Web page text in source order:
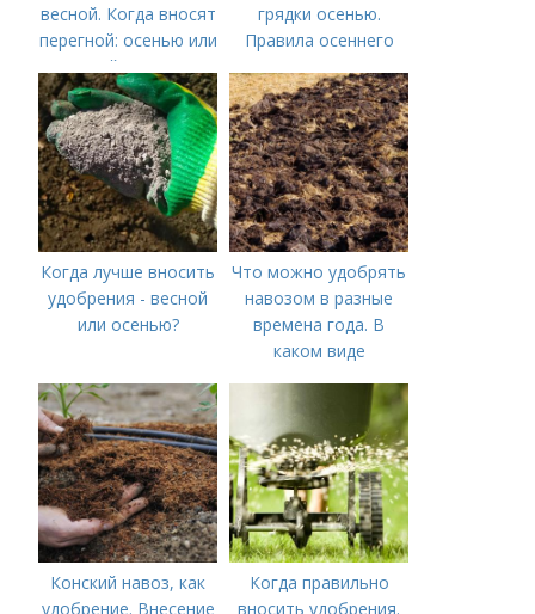
весной. Когда вносят
перегной: осенью или
весной, правила
внесения удобрений
грядки осенью.
Правила осеннего
Когда лучше вносить
удобрения - весной
или осенью?
Что можно удобрять
навозом в разные
времена года. В
каком виде
Конский навоз, как
удобрение. Внесение
Когда правильно
вносить удобрения.